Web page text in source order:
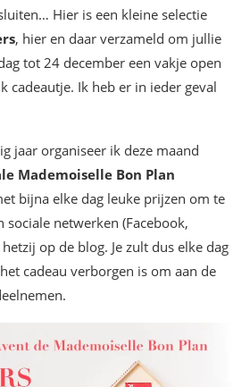
Hier is een kleine selectie
, hier en daar verzameld om jullie
tot 24 december een vakje open
cadeautje. Ik heb er in ieder geval
jaar organiseer ik deze maand
Mademoiselle Bon Plan
bijna elke dag leuke prijzen om te
netwerken (Facebook,
op de blog. Je zult dus elke dag
cadeau verborgen is om aan de